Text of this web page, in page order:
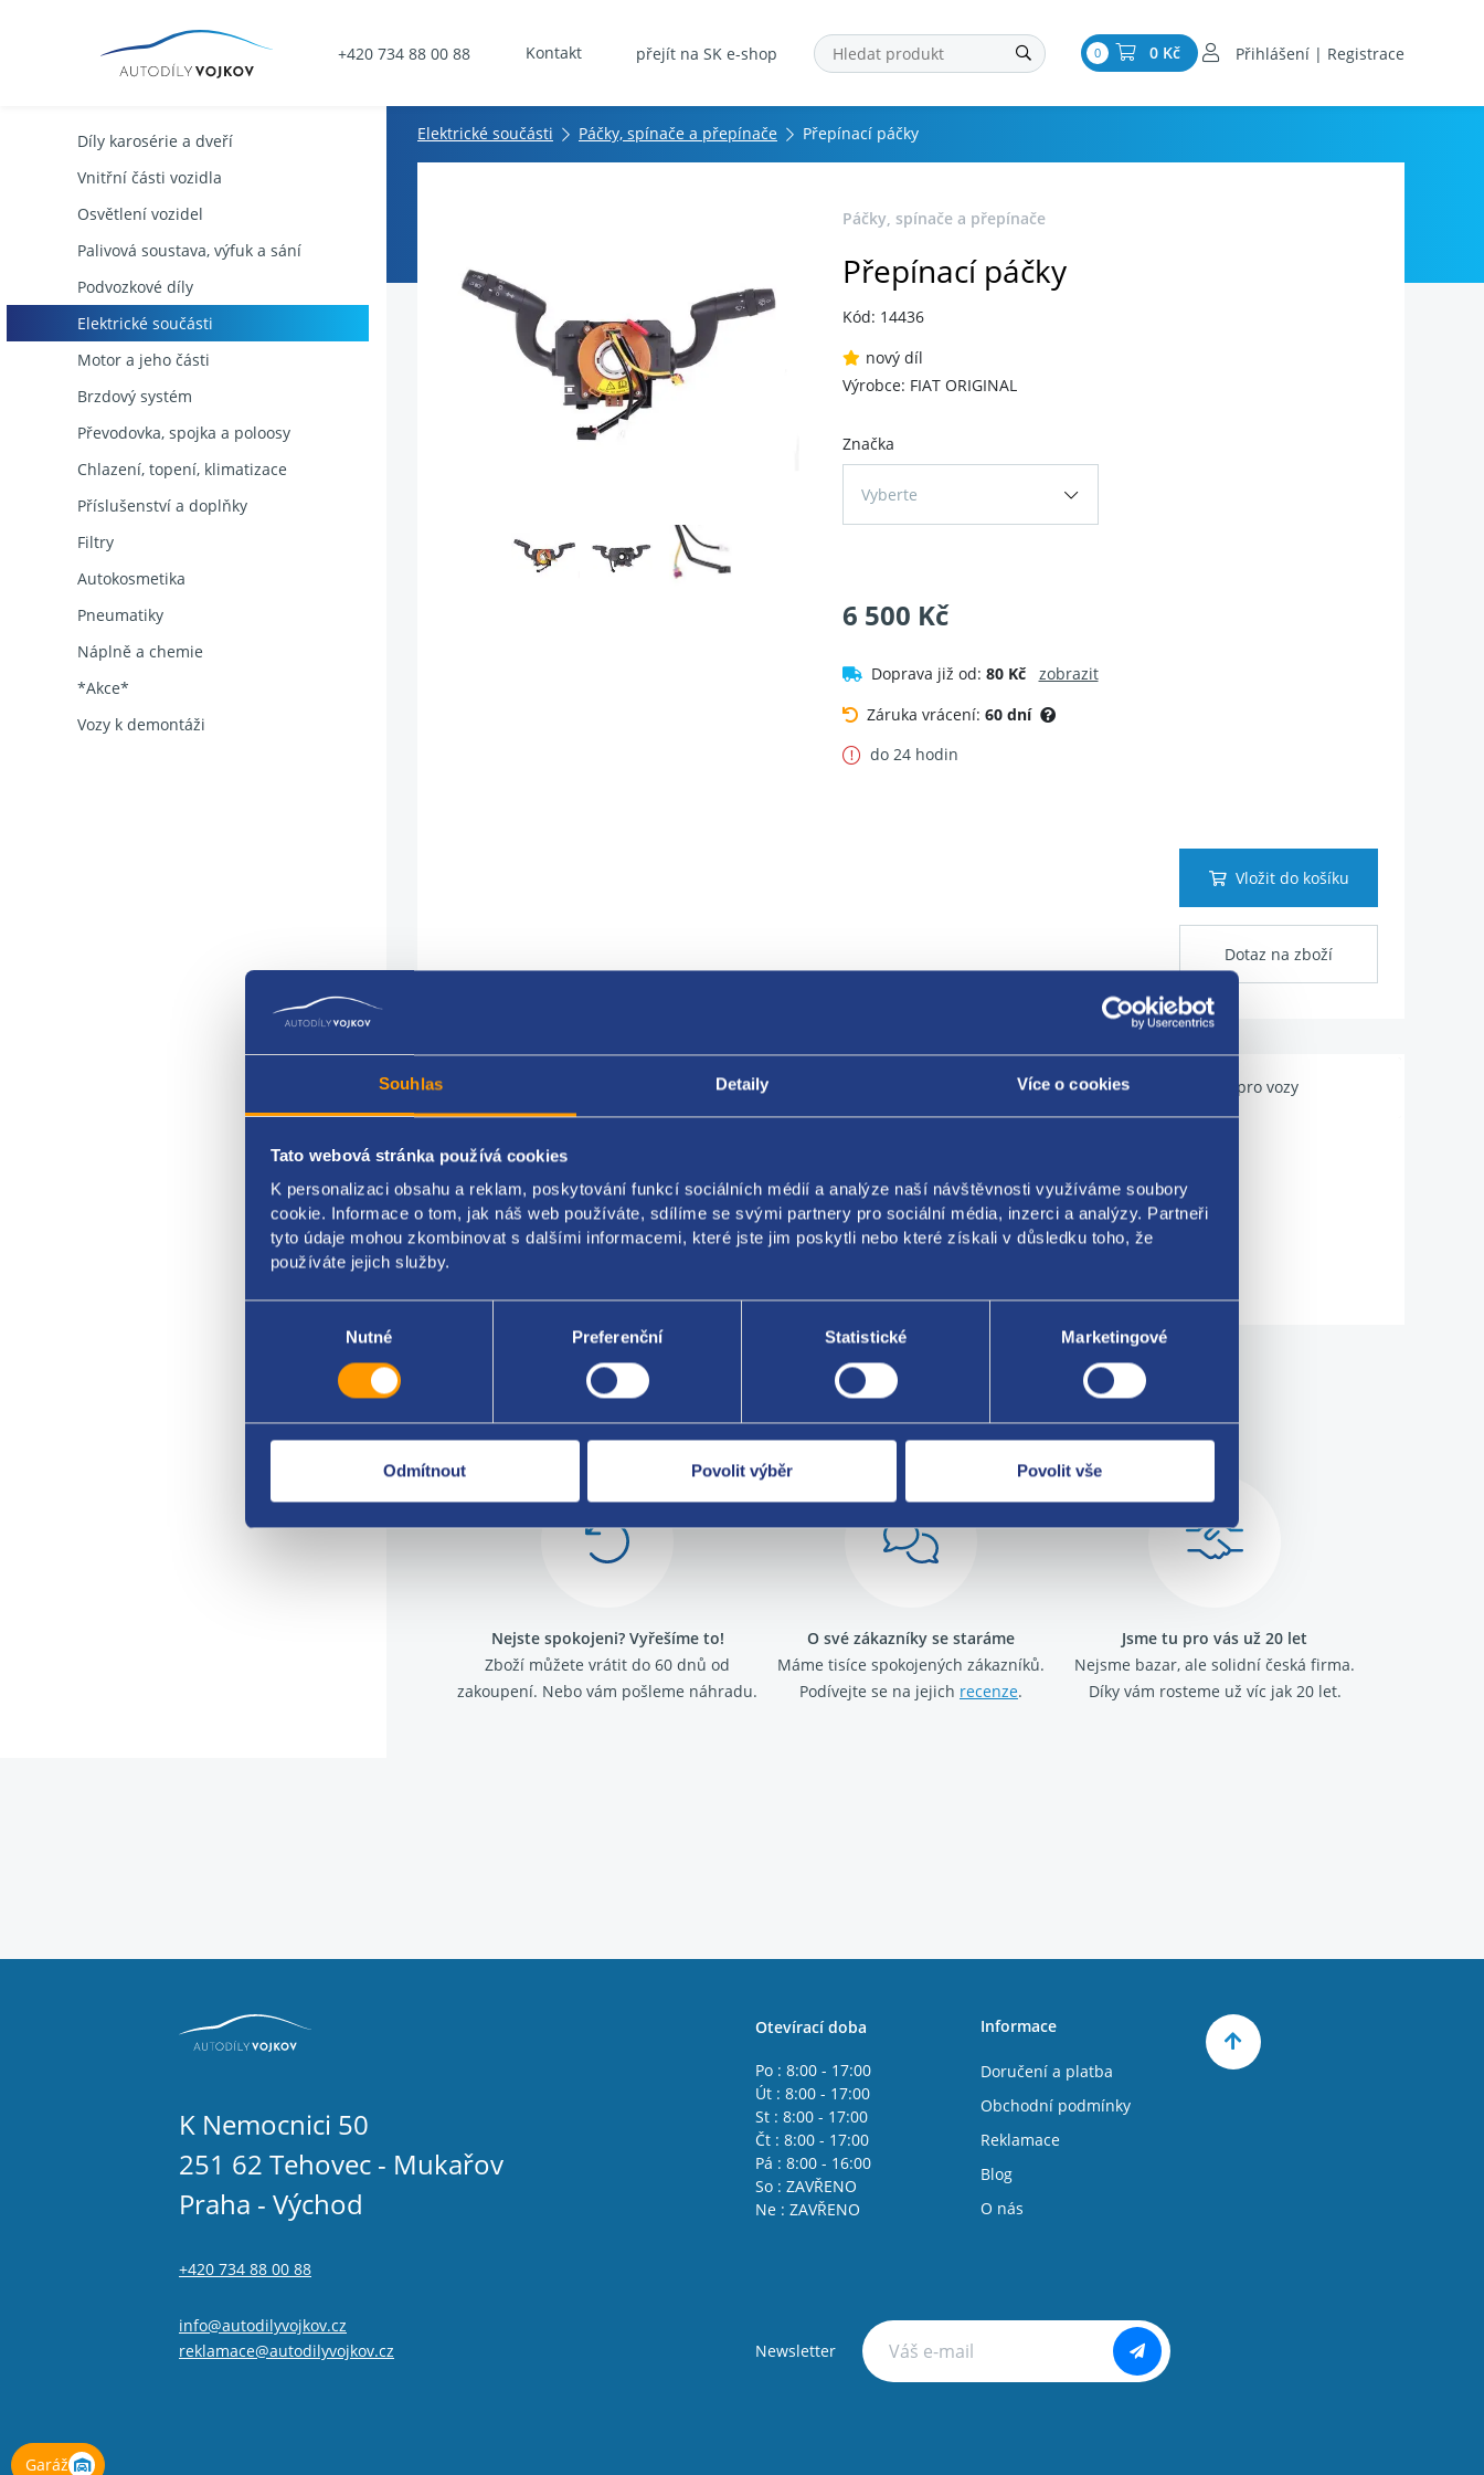
Souhlas Detaily Více o cookies
Tato webová stránka používá cookies
K personalizaci obsahu a reklam, poskytování funkcí sociálních médií a analýze naší návštěvnosti využíváme soubory
cookie. Informace o tom, jak náš web používáte, sdílíme se svými partnery pro sociální média, inzerci a analýzy. Partneři
tyto údaje mohou zkombinovat s dalšími informacemi, které jste jim poskytli nebo které získali v důsledku toho, že
používáte jejich služby.
Nutné Preferenční Statistické Marketingové
Odmítnout Povolit výběr Povolit vše
+420 734 88 00 88 Kontakt přejít na SK e-shop 0 0 Kč Přihlášení | Registrace
Díly karosérie a dveří
Vnitřní části vozidla
Osvětlení vozidel
Palivová soustava, výfuk a sání
Podvozkové díly
Elektrické součásti
Motor a jeho části
Brzdový systém
Převodovka, spojka a poloosy
Chlazení, topení, klimatizace
Příslušenství a doplňky
Filtry
Autokosmetika
Pneumatiky
Náplně a chemie
*Akce*
Vozy k demontáži
Elektrické součásti Páčky, spínače a přepínače Přepínací páčky
Páčky, spínače a přepínače
Přepínací páčky
Kód: 14436
nový díl
Výrobce: FIAT ORIGINAL
Značka
Vyberte
6 500 Kč
Doprava již od: 80 Kč
zobrazit
Záruka vrácení: 60 dní
do 24 hodin
Vložit do košíku
Dotaz na zboží
Použitelné pro vozy
Fiat číslo:
735469470
Za kvalitu ručíme!
Nejste spokojeni? Vyřešíme to!
Zboží můžete vrátit do 60 dnů od
zakoupení. Nebo vám pošleme náhradu.
O své zákazníky se staráme
Máme tisíce spokojených zákazníků.
Podívejte se na jejich recenze.
Jsme tu pro vás už 20 let
Nejsme bazar, ale solidní česká firma.
Díky vám rosteme už víc jak 20 let.
Garáž
K Nemocnici 50
251 62 Tehovec - Mukařov
Praha - Východ
+420 734 88 00 88
info@autodilyvojkov.cz
reklamace@autodilyvojkov.cz
Otevírací doba
Po : 8:00 - 17:00
Út : 8:00 - 17:00
St : 8:00 - 17:00
Čt : 8:00 - 17:00
Pá : 8:00 - 16:00
So : ZAVŘENO
Ne : ZAVŘENO
Informace
Doručení a platba
Obchodní podmínky
Reklamace
Blog
O nás
Newsletter